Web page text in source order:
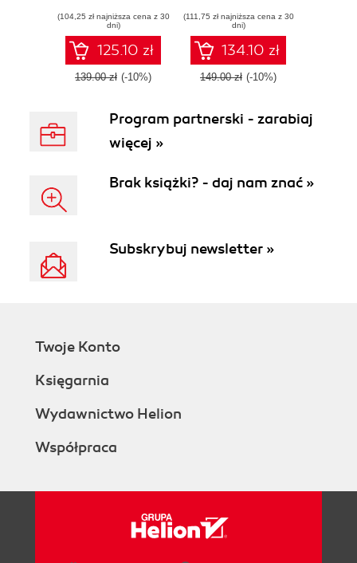
extensible, and
concurrent design
patterns in Delphi
(104,25 zł najniższa cena z 30
dni)
125.10 zł
139.00 zł (-10%)
parallel
programming and
memory
management
(111,75 zł najniższa cena z 30
dni)
134.10 zł
149.00 zł (-10%)
Program partnerski - zarabiaj
więcej »
Brak książki? - daj nam znać »
Subskrybuj newsletter »
Twoje Konto
Księgarnia
Wydawnictwo Helion
Współpraca